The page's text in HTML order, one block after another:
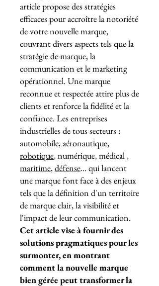
article propose des stratégies
efficaces pour accroître la notoriété
de votre nouvelle marque,
couvrant divers aspects tels que la
stratégie de marque, la
communication et le marketing
opérationnel. Une marque
reconnue et respectée attire plus de
clients et renforce la fidélité et la
confiance. Les entreprises
industrielles de tous secteurs :
automobile,aéronautique,
robotique, numérique, médical ,
maritime,défense… qui lancent
une marque font face à des enjeux
tels que la définition d'un territoire
de marque clair, la visibilité et
l'impact de leur communication.
Cet article vise à fournir des
solutions pragmatiques pour les
surmonter, en montrant
comment la nouvelle marque
bien gérée peut transformer la